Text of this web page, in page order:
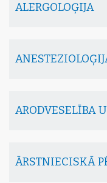
ALERGOLOĢIJA
ARODVESELĪBA
ĀRSTNIECISKĀ